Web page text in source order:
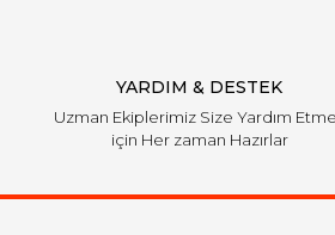
YARDIM & DESTEK
Uzman Ekiplerimiz Size Yardım
için Her zaman Hazırlar